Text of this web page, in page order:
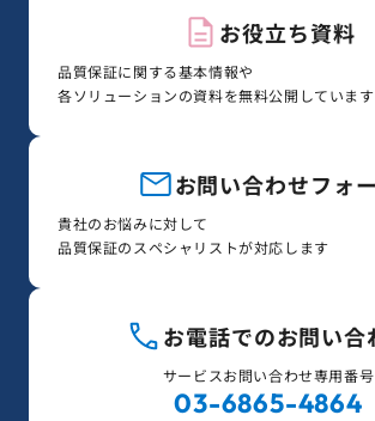
お役立ち資料
品質保証に関する基本情報や
各ソリューションの資料を無料公開しています
お問い合わせフォ
貴社のお悩みに対して
品質保証のスペシャリストが対応します
お電話でのお問い合
サービスお問い合わせ専用番号
03-6865-4864